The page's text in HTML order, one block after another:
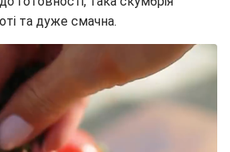
та дуже смачна.